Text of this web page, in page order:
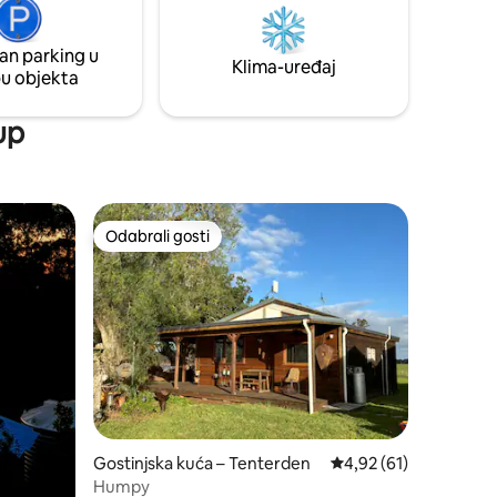
ljubimca
vratite kući i uživajte u pogledu na
planine, toploj vatri i seoskoj kući u kojoj
ćete se osjećati kao kod kuće.
parking u
objekta
Klima-uređaj
Odabrali gosti
Odabrali gosti
Gostinjska kuća – Tenterden Prosječna ocjena:
4,92 (61)
Humpy